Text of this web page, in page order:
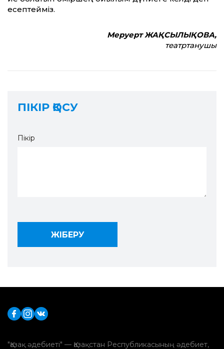
есептейміз.
Меруерт ЖАҚСЫЛЫҚОВА,
театртанушы
ПІКІР ҚОСУ
Пікір
"Қазақ әдебиеті" — Қазақстан Республикасының әдебиет,